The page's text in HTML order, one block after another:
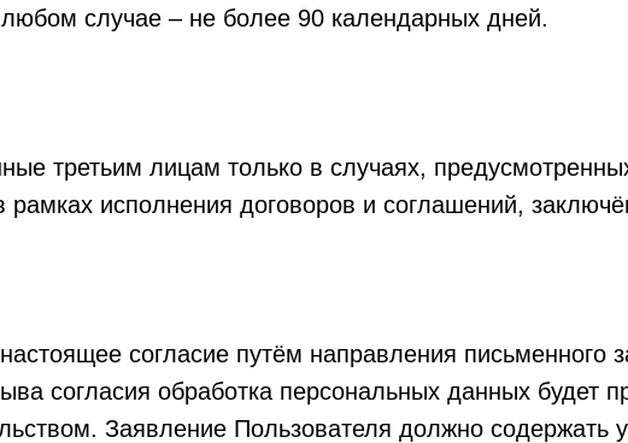
случае – не более 90 календарных дней.
третьим лицам только в случаях,
исполнения договоров и соглашений,
согласие путём направления письменного
согласия обработка персональных данных будет
Заявление Пользователя должно содержать